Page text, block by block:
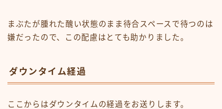
まぶたが腫れた醜い状態のまま待合スペースで待つのは
嫌だったので、この配慮はとても助かりました。
ダウンタイム経過
ここからはダウンタイムの経過をお送りします。